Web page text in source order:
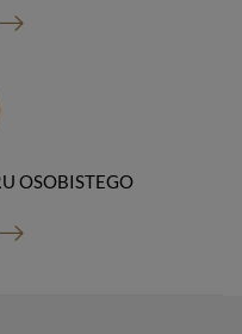
skargi do
danych
zgody na
momencie;
zgodność z prawem
na podstawie Twojej
żądanie.
OSOBISTEGO